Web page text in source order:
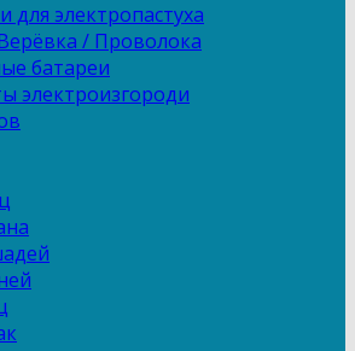
для электропастуха
/ Проволока
батареи
электроизгороди